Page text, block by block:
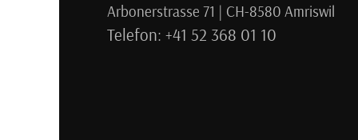
Arbonerstrasse 71 | CH-8580 Amriswil
Telefon: +41 52 368 01 10